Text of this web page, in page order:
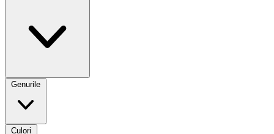
Genurile
Culori